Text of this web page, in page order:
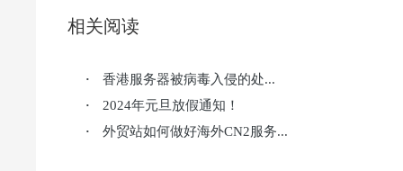
相关阅读
· 香港服务器被病毒入侵的处...
· 2024年元旦放假通知！
· 外贸站如何做好海外CN2服务...